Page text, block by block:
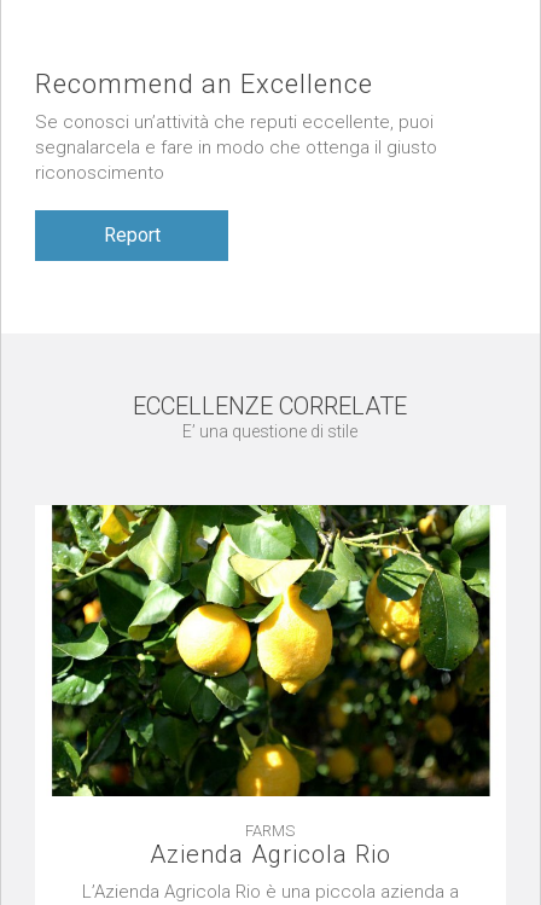
Recommend an Excellence
Se conosci un’attività che reputi eccellente, puoi
segnalarcela e fare in modo che ottenga il giusto
riconoscimento
Report
ECCELLENZE CORRELATE
E’ una questione di stile
FARMS
Azienda Agricola Rio
L’Azienda Agricola Rio è una piccola azienda a